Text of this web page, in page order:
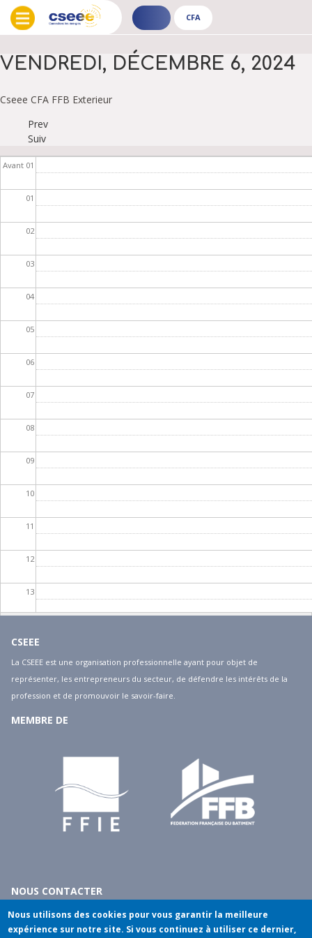
ADHÉRENT
PUBLIC
CFA
PUBLIC
CFA
VENDREDI, DÉCEMBRE 6, 2024
Cseee CFA FFB Exterieur
PAGINATION
Prev
Suiv
Avant 01
01
02
03
04
05
06
07
08
09
10
11
12
13
15
17
22
23
CSEEE
La CSEEE est une organisation professionnelle ayant pour objet de
représenter, les entrepreneurs du secteur, de défendre les intérêts de la
profession et de promouvoir le savoir-faire.
MEMBRE DE
NOUS CONTACTER
10 rue du débarcadère - 75017 Paris
tél: 01.40.55.14.00
Nous utilisons des cookies pour vous garantir la meilleure
expérience sur notre site. Si vous continuez à utiliser ce dernier,